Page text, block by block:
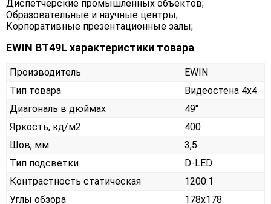
Диспетчерские промышленных объектов;
Образовательные и научные центры;
Корпоративные презентационные залы;
EWIN BT49L характеристики товара
Производитель
EWIN
Тип товара
Видеостена 4х4
Диагональ в дюймах
49"
Яркость, кд/м2
400
Шов, мм
3,5
Тип подсветки
D-LED
Контрастность статическая
1200:1
Углы обзора
178x178